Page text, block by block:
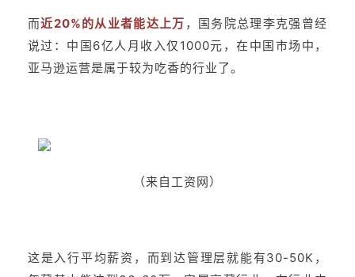
而近20%的从业者能达上万 ，国务院总理李克强曾经
说过：中国6亿人月收入仅1000元，在中国市场中，
亚马逊运营是属于较为吃香的行业了。
（来自工资网）
这是入行平均薪资，而到达管理层就能有30-50K，